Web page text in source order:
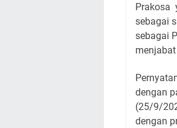
Prakosa
sebagai
sebagai
dengan
(25/9/
dengan